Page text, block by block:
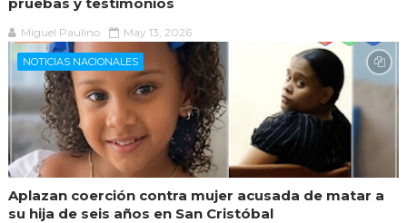
Miguel Paulino May 13, 2026
NOTICIAS NACIONALES
Aplazan coerción contra mujer acusada de matar a
su hija de seis años en San Cristóbal